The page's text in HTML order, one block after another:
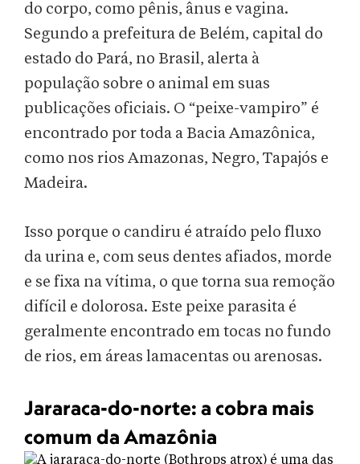
do corpo, como pênis, ânus e vagina.
Segundo a prefeitura de Belém, capital do
estado do Pará, no Brasil, alerta à
população sobre o animal em suas
publicações oficiais. O “peixe-vampiro” é
encontrado por toda a Bacia Amazônica,
como nos rios Amazonas, Negro, Tapajós e
Madeira.
Isso porque o candiru é atraído pelo fluxo
da urina e, com seus dentes afiados, morde
e se fixa na vítima, o que torna sua remoção
difícil e dolorosa. Este peixe parasita é
geralmente encontrado em tocas no fundo
de rios, em áreas lamacentas ou arenosas.
Jararaca-do-norte: a cobra mais
comum da Amazônia